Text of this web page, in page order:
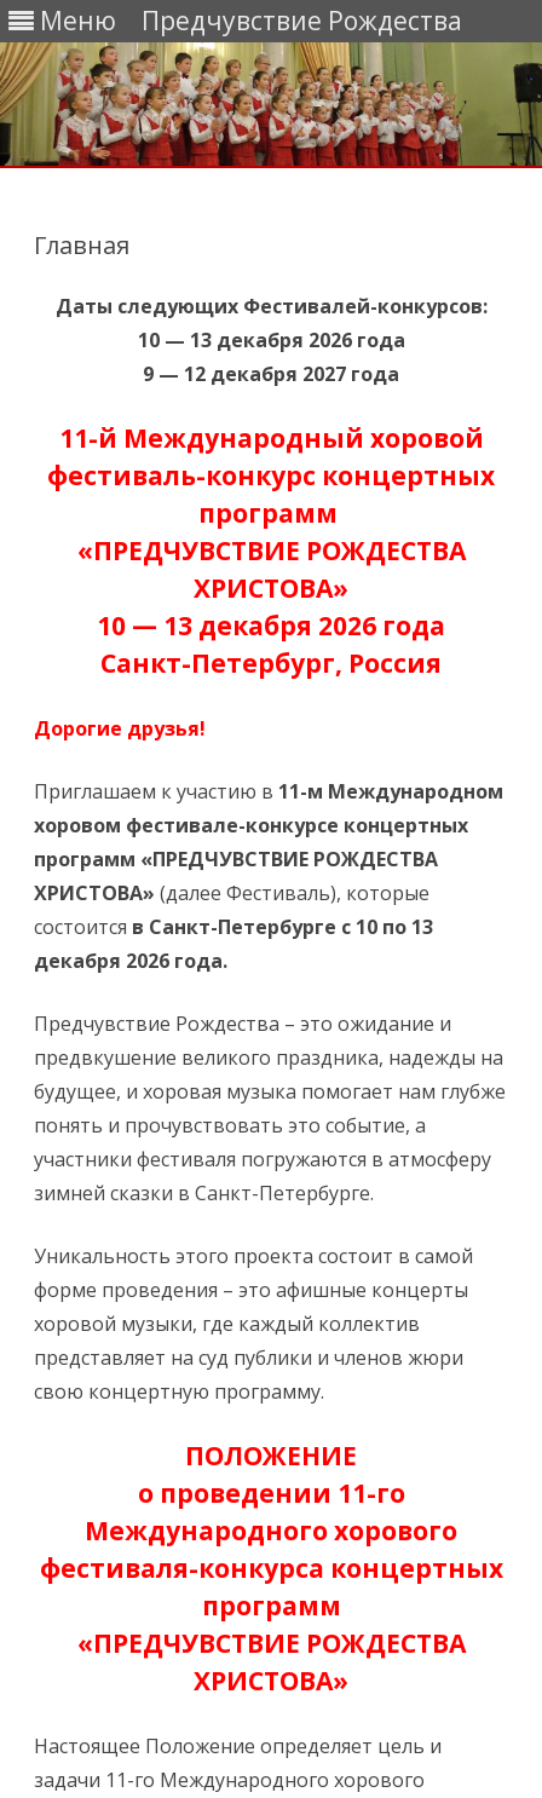
Меню Предчувствие Рождества
Главная
Даты следующих Фестивалей-конкурсов:
10 — 13 декабря 2026 года
9 — 12 декабря 2027 года
11-й Международный хоровой
фестиваль-конкурс концертных
программ
«ПРЕДЧУВСТВИЕ РОЖДЕСТВА
ХРИСТОВА»
10 — 13 декабря 2026 года
Санкт-Петербург, Россия
Дорогие друзья!
Приглашаем к участию в 11-м Международном
хоровом фестивале-конкурсе концертных
программ «ПРЕДЧУВСТВИЕ РОЖДЕСТВА
ХРИСТОВА» (далее Фестиваль), которые
состоится в Санкт-Петербурге с 10 по 13
декабря 2026 года.
Предчувствие Рождества – это ожидание и
предвкушение великого праздника, надежды на
будущее, и хоровая музыка помогает нам глубже
понять и прочувствовать это событие, а
участники фестиваля погружаются в атмосферу
зимней сказки в Санкт-Петербурге.
Уникальность этого проекта состоит в самой
форме проведения – это афишные концерты
хоровой музыки, где каждый коллектив
представляет на суд публики и членов жюри
свою концертную программу.
ПОЛОЖЕНИЕ
о проведении 11-го
Международного хорового
фестиваля-конкурса концертных
программ
«ПРЕДЧУВСТВИЕ РОЖДЕСТВА
ХРИСТОВА»
Настоящее Положение определяет цель и
задачи 11-го Международного хорового